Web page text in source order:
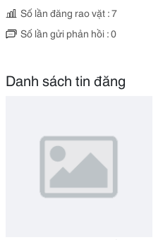
Số lần đăng rao vặt : 7
Số lần gửi phản hồi : 0
Danh sách tin đăng